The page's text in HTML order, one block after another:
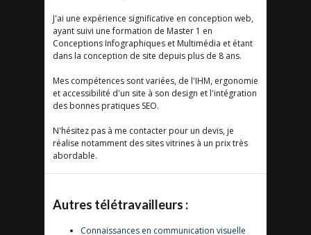
J'ai une expérience significative en conception web,
ayant suivi une formation de Master 1 en
Conceptions Infographiques et Multimédia et étant
dans la conception de site depuis plus de 8 ans.
Mes compétences sont variées, de l'IHM, ergonomie
et accessibilité d'un site à son design et l'intégration
des bonnes pratiques SEO.
N'hésitez pas à me contacter pour un devis, je
réalise notamment des sites vitrines à un prix très
abordable.
Autres télétravailleurs :
Connaissances en communication visuelle